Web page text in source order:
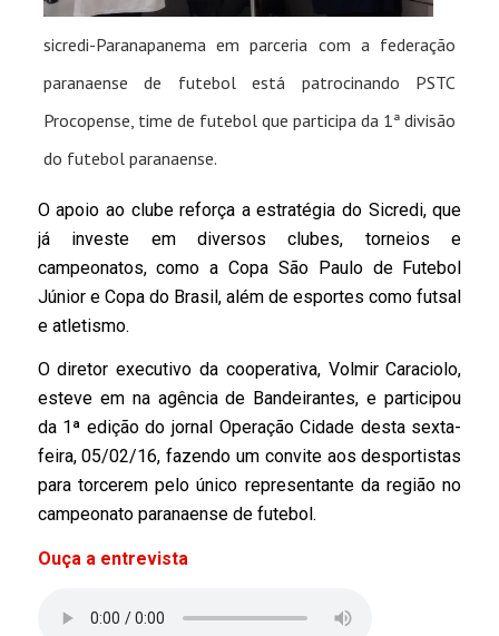
sicredi-Paranapanema em parceria com a federação
paranaense de futebol está patrocinando PSTC
Procopense, time de futebol que participa da 1ª divisão
do futebol paranaense.
O apoio ao clube reforça a estratégia do Sicredi, que
já investe em diversos clubes, torneios e
campeonatos, como a Copa São Paulo de Futebol
Júnior e Copa do Brasil, além de esportes como futsal
e atletismo.
O diretor executivo da cooperativa, Volmir Caraciolo,
esteve em na agência de Bandeirantes, e participou
da 1ª edição do jornal Operação Cidade desta sexta-
feira, 05/02/16, fazendo um convite aos desportistas
para torcerem pelo único representante da região no
campeonato paranaense de futebol.
Ouça a entrevista